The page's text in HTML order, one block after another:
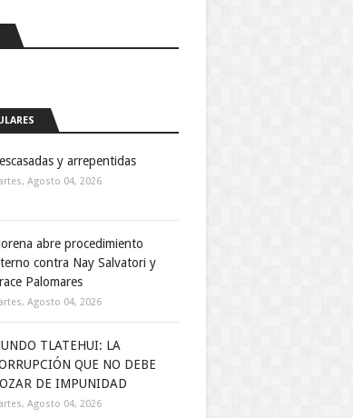
y arrepentidas
Agosto 04, 2026
abre procedimiento
contra Nay Salvatori y
Palomares
Agosto 04, 2026
TLATEHUI: LA
QUE NO DEBE
DE IMPUNIDAD
Agosto 04, 2026